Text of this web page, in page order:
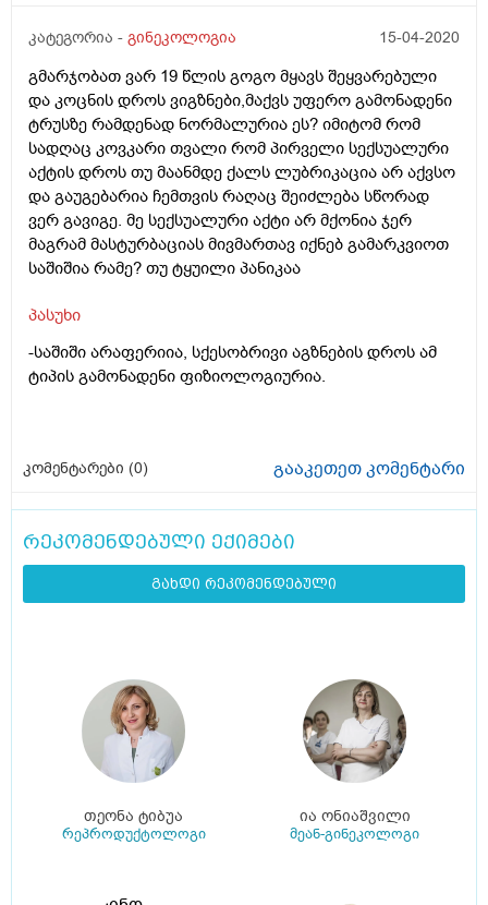
კატეგორია - გინეკოლოგია 15-04-2020
გმარჯობათ ვარ 19 წლის გოგო მყავს შეყვარებული
და კოცნის დროს ვიგზნები,მაქვს უფერო გამონადენი
ტრუსზე რამდენად ნორმალურია ეს? იმიტომ რომ
სადღაც კოვკარი თვალი რომ პირველი სექსუალური
აქტის დროს თუ მაანმდე ქალს ლუბრიკაცია არ აქვსო
და გაუგებარია ჩემთვის რაღაც შეიძლება სწორად
ვერ გავიგე. მე სექსუალური აქტი არ მქონია ჯერ
მაგრამ მასტურბაციას მივმართავ იქნებ გამარკვიოთ
საშიშია რამე? თუ ტყუილი პანიკაა
პასუხი
-საშიში არაფერიია, სქესობრივი აგზნების დროს ამ
ტიპის გამონადენი ფიზიოლოგიურია.
კომენტარები (0) გააკეთეთ კომენტარი
რეკომენდებული ექიმები
გახდი რეკომენდებული
თეონა ტიბუა
რეპროდუქტოლოგი
ია ონიაშვილი
მეან-გინეკოლოგი